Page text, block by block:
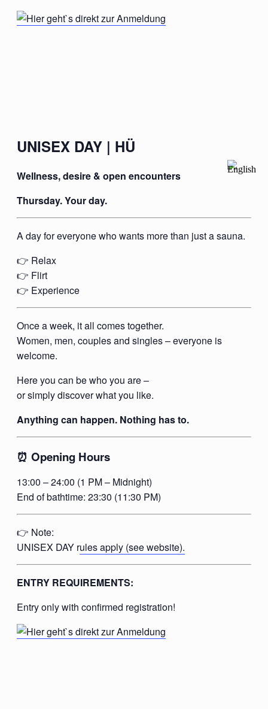
UNISEX DAY | HÜ
Wellness, desire & open encounters
Thursday. Your day.
A day for everyone who wants more than just a sauna.
👉 Relax
👉 Flirt
👉 Experience
Once a week, it all comes together.
Women, men, couples and singles – everyone is
welcome.
Here you can be who you are –
or simply discover what you like.
Anything can happen. Nothing has to.
⏰ Opening Hours
13:00 – 24:00 (1 PM – Midnight)
End of bathtime: 23:30 (11:30 PM)
👉 Note:
UNISEX DAY rules apply (see website).
ENTRY REQUIREMENTS:
Entry only with confirmed registration!